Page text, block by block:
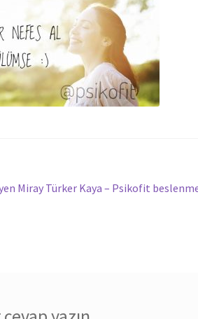
Miray Türker Kaya – Psikofit